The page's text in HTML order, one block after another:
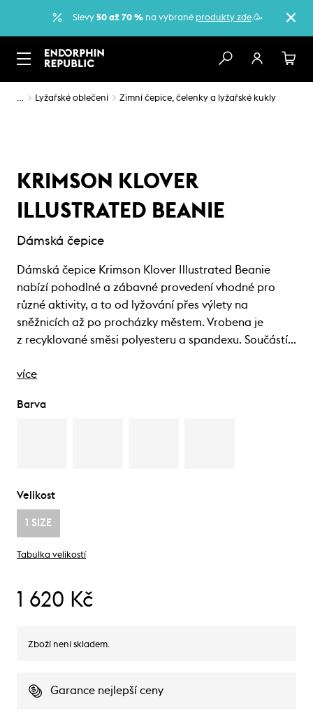
Slevy 50 až 70 % na vybrané produkty zde.🥳
… Lyžařské oblečení Zimní čepice, čelenky a lyžařské kukly
KRIMSON KLOVER
ILLUSTRATED BEANIE
Dámská čepice
Dámská čepice Krimson Klover Illustrated Beanie
nabízí pohodlné a zábavné provedení vhodné pro
různé aktivity, a to od lyžování přes výlety na
sněžnicích až po procházky městem. Vrobena je
z recyklované směsi polyesteru a spandexu. Součástí…
více
Barva
Velikost
1 SIZE
Tabulka velikostí
1 620 Kč
Zboží není skladem.
Garance nejlepší ceny